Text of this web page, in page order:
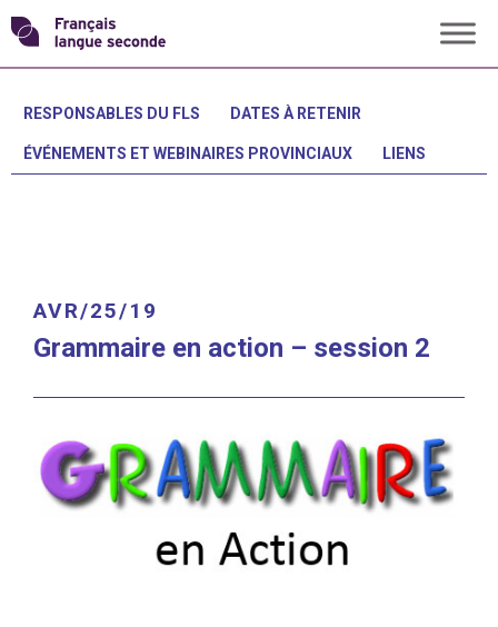
Skip
to
content
Transformons
français
seconde
RESPONSABLES DU FLS DATES À RETENIR
ÉVÉNEMENTS ET WEBINAIRES PROVINCIAUX LIENS
AVR/25/19
Grammaire en action – session 2